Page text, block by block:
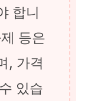
합니
등은
, 가격
있습